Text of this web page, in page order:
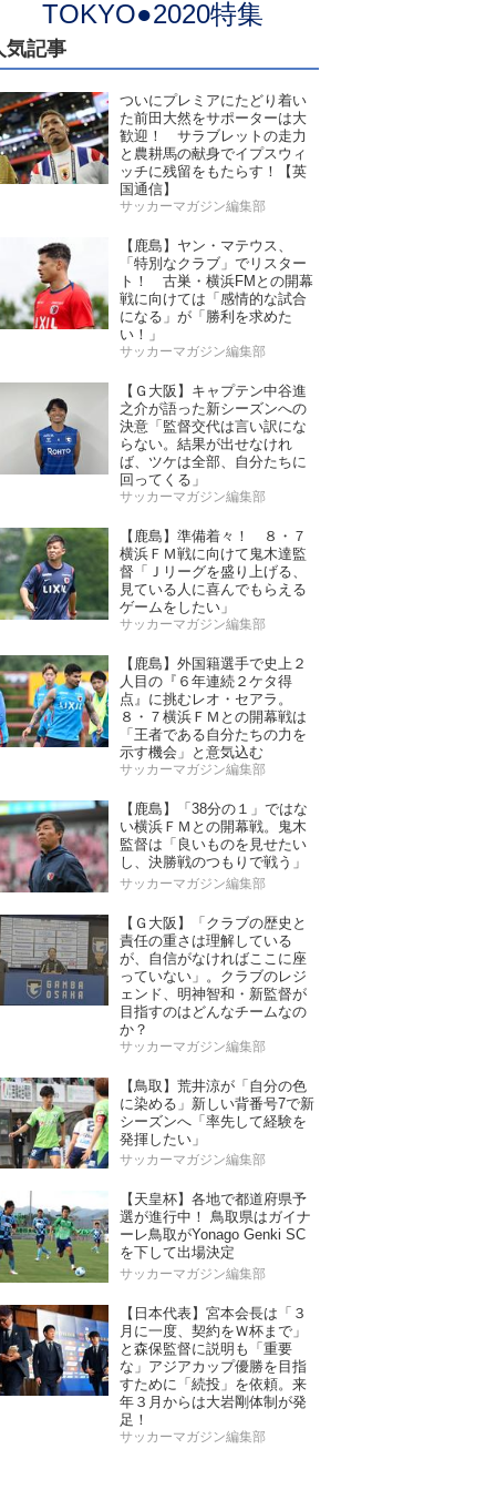
TOKYO●2020特集
気記事
ついにプレミアにたどり着い
た前田大然をサポーターは大
歓迎！ サラブレットの走力
と農耕馬の献身でイプスウィ
ッチに残留をもたらす！【英
国通信】
サッカーマガジン編集部
【鹿島】ヤン・マテウス、
「特別なクラブ」でリスター
ト！ 古巣・横浜FMとの開幕
戦に向けては「感情的な試合
になる」が「勝利を求めた
い！」
サッカーマガジン編集部
【Ｇ大阪】キャプテン中谷進
之介が語った新シーズンへの
決意「監督交代は言い訳にな
らない。結果が出せなけれ
ば、ツケは全部、自分たちに
回ってくる」
サッカーマガジン編集部
【鹿島】準備着々！ ８・７
横浜ＦＭ戦に向けて鬼木達監
督「Ｊリーグを盛り上げる、
見ている人に喜んでもらえる
ゲームをしたい」
サッカーマガジン編集部
【鹿島】外国籍選手で史上２
人目の『６年連続２ケタ得
点』に挑むレオ・セアラ。
８・７横浜ＦＭとの開幕戦は
「王者である自分たちの力を
示す機会」と意気込む
サッカーマガジン編集部
【鹿島】「38分の１」ではな
い横浜ＦＭとの開幕戦。鬼木
監督は「良いものを見せたい
し、決勝戦のつもりで戦う」
サッカーマガジン編集部
【Ｇ大阪】「クラブの歴史と
責任の重さは理解している
が、自信がなければここに座
っていない」。クラブのレジ
ェンド、明神智和・新監督が
目指すのはどんなチームなの
か？
サッカーマガジン編集部
【鳥取】荒井涼が「自分の色
に染める」新しい背番号7で新
シーズンへ「率先して経験を
発揮したい」
サッカーマガジン編集部
【天皇杯】各地で都道府県予
選が進行中！ 鳥取県はガイナ
ーレ鳥取がYonago Genki SC
を下して出場決定
サッカーマガジン編集部
【日本代表】宮本会長は「３
月に一度、契約をＷ杯まで」
と森保監督に説明も「重要
な」アジアカップ優勝を目指
すために「続投」を依頼。来
年３月からは大岩剛体制が発
足！
サッカーマガジン編集部